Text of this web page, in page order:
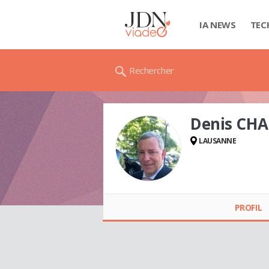
IA NEWS
Rechercher
Denis
LAUSANNE
PROFIL